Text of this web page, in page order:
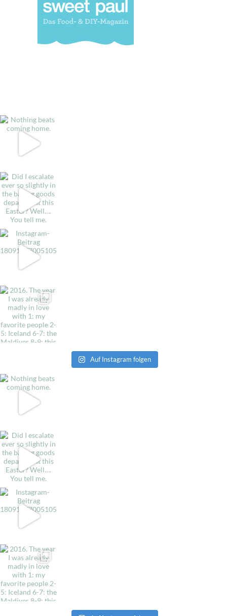
Auf Instagram folgen